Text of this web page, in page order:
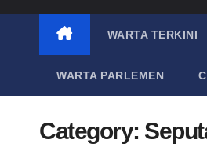
WARTA TERKINI
WARTA PARLEMEN
Category: